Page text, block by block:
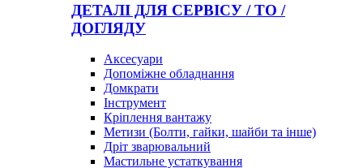
ДЕТАЛІ ДЛЯ СЕРВІСУ / ТО /
ДОГЛЯДУ
Аксесуари
Допоміжне обладнання
Домкрати
Інструмент
Кріплення вантажу
Метизи (Болти, гайки, шайби та інше)
Дріт зварювальний
Мастильне устаткування